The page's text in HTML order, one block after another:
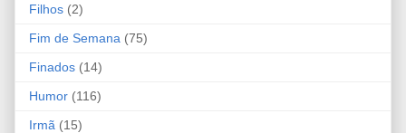
Filhos (2)
Fim de Semana (75)
Finados (14)
Humor (116)
Irmã (15)